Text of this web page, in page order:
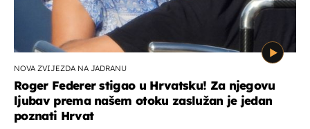
NOVA ZVIJEZDA NA JADRANU
Roger Federer stigao u Hrvatsku! Za njegovu
ljubav prema našem otoku zaslužan je jedan
poznati Hrvat